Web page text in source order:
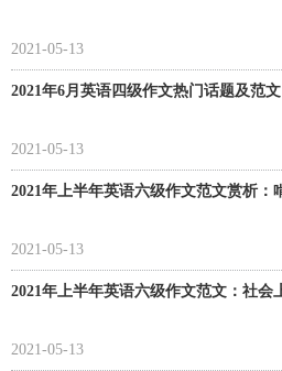
2021-05-13
2021年6月英语四级作文热门话题及范
2021-05-13
2021年上半年英语六级作文范文赏析：
2021-05-13
2021年上半年英语六级作文范文：社会
2021-05-13